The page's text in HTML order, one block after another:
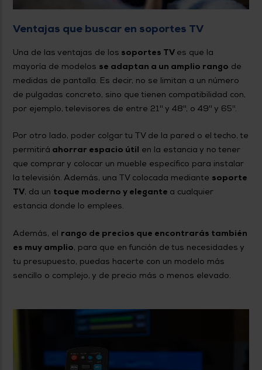
Ventajas que buscar en soportes TV
Una de las ventajas de los soportes TV es que la
mayoría de modelos se adaptan a un amplio rango de
medidas de pantalla. Es decir, no se limitan a un número
de pulgadas concreto, sino que tienen compatibilidad con,
por ejemplo, televisores de entre 21'' y 48'', o 49'' y 65''.
Por otro lado, poder colgar tu TV de la pared o el techo, te
permitirá ahorrar espacio útil en la estancia y no tener
que comprar y colocar un mueble específico para instalar
la televisión. Además, una TV colocada mediante soporte
TV, da un toque moderno y elegante a cualquier
estancia donde lo emplees.
Además, el rango de precios que encontrarás también
es muy amplio, para que en función de tus necesidades y
tu presupuesto, puedas hacerte con un modelo más
sencillo o complejo, y de precio más o menos elevado.